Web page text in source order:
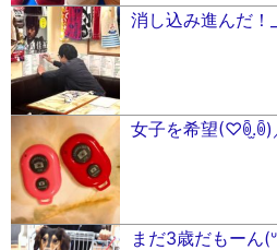
消し込み進んだ！
女子を希望(♡︎ꉺ.̫ꉺ)